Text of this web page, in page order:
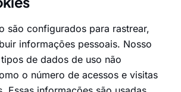
são configurados para rastrear,
informações pessoais. Nosso
de dados de uso não
o número de acessos e visitas